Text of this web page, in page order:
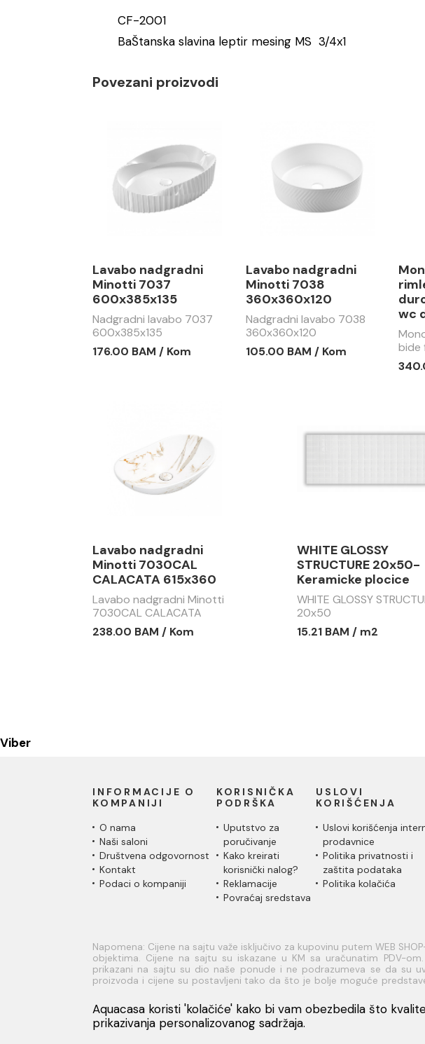
CF-2001
BaŠtanska slavina leptir mesing MS 3/4x1
Povezani proizvodi
Lavabo nadgradni
Minotti 7037
600x385x135
Nadgradni lavabo 7037
600x385x135
176.00 BAM / Kom
Lavabo nadgradni
Minotti 7038
360x360x120
Nadgradni lavabo 7038
360x360x120
105.00 BAM / Kom
wc
bide
soft
Lavabo nadgradni
Minotti 7030CAL
CALACATA 615x360
Lavabo nadgradni Minotti
7030CAL CALACATA
615x360
238.00 BAM / Kom
WHITE GLOSSY
STRUCTURE 20x50-
Keramicke plocice
WHITE GLOSSY
20x50
15.21 BAM / m2
Viber
INFORMACIJE O
KOMPANIJI
O nama
Naši saloni
Društvena odgovornost
Kontakt
Podaci o kompaniji
KORISNIČKA
PODRŠKA
Uputstvo za
poručivanje
Kako kreirati
korisnički nalog?
Reklamacije
Povraćaj sredstava
USLOVI
KORIŠĆENJA
Uslovi korišćenja
prodavnice
Politika privatnosti i
zaštita podataka
Politika kolačića
Napomena: Cijene na sajtu važe isključivo za kupovinu putem WEB
objektima. Cijene na sajtu su iskazane u KM sa uračunatim PDV-
prikazani na sajtu su dio naše ponude i ne podrazumeva se da su
proizvoda i cijene su postavljeni tako da što je bolje moguće
na broj telefona 051/965-620 kao i na mejl adresu:
Aquacasa koristi 'kolačiće' kako bi vam obezbedila što
prikazivanja personalizovanog sadržaja.